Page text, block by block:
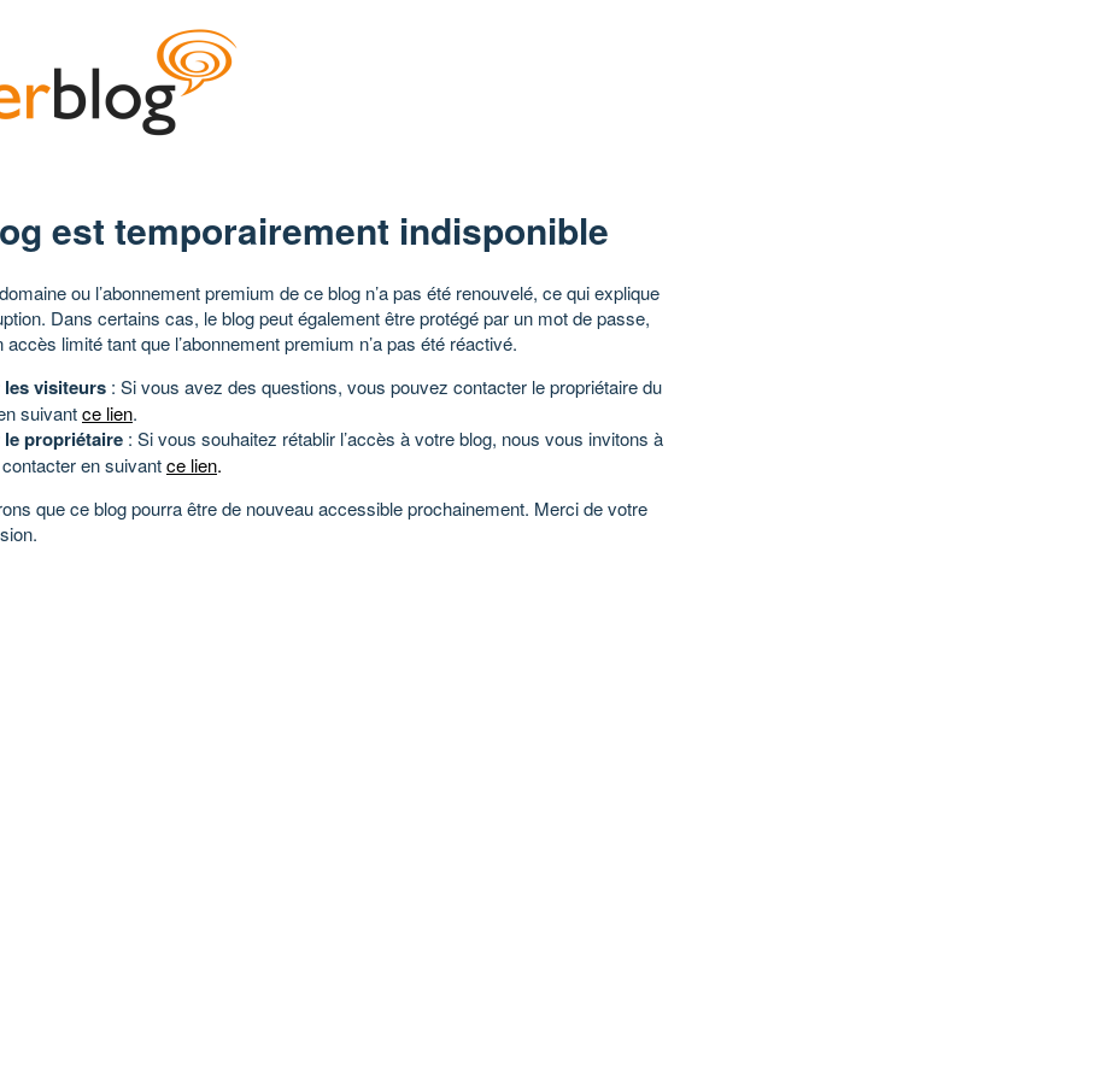
est temporairement indisponible
ou l’abonnement premium de ce blog n’a pas été renouvelé, ce qui explique
Dans certains cas, le blog peut également être protégé par un mot de passe,
accès limité tant que l’abonnement premium n’a pas été réactivé.
les visiteurs : Si vous avez des questions, vous pouvez contacter le propriétaire du
suivantce lien.
le propriétaire : Si vous souhaitez rétablir l’accès à votre blog, nous vous invitons à
en suivantce lien.
que ce blog pourra être de nouveau accessible prochainement. Merci de votre